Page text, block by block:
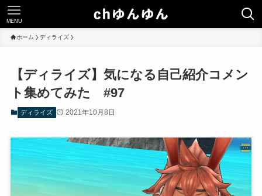
MENU
ホーム ディライズ
【ディライズ】気になる自己紹介コメン
ト集めてみた #97
ディライズ 2021年10月8日